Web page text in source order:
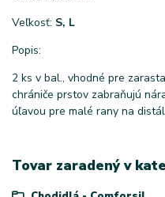
Veľkosť: S, L
Popis:
2 ks v bal., vhodné pre
chrániče prstov zabraňujú
úľavou pre malé rany na
Tovar zaradený v